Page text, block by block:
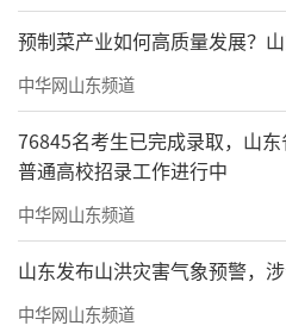
预制菜产业如何高质量发展？
中华网山东频道
76845名考生已完成录取，山
普通高校招录工作进行中
中华网山东频道
山东发布山洪灾害气象预警，
中华网山东频道